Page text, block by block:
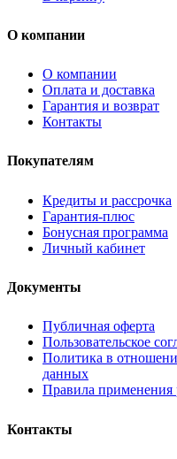
О компании
О компании
Оплата и доставка
Гарантия и возврат
Контакты
Покупателям
Кредиты и рассрочка
Гарантия-плюс
Бонусная программа
Личный кабинет
Документы
Публичная оферта
Пользовательское
Политика в
данных
Правила применения
Контакты